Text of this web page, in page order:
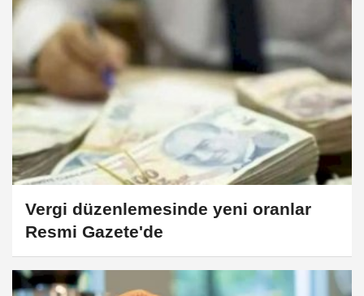
Vergi düzenlemesinde yeni oranlar
Resmi Gazete'de